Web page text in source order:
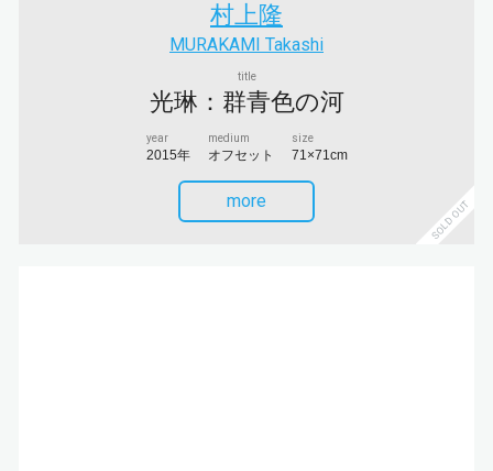
村上隆
MURAKAMI Takashi
title
光琳：群青色の河
year
2015年
medium
オフセット
size
71×71cm
SOLD OUT
more